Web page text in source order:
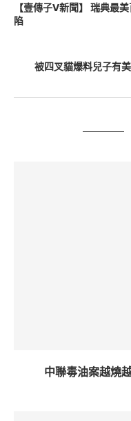
【壹傳子V新聞】 瑞典最
陷
被四叉貓爆料兒子有
中聯毒油案越燒